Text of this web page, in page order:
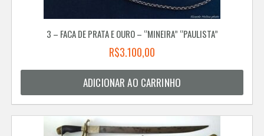
3 – FACA DE PRATA E OURO – “MINEIRA” “PAULISTA”
R$3.100,00
ADICIONAR AO CARRINHO